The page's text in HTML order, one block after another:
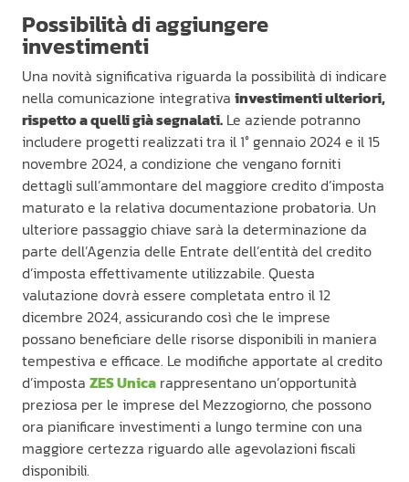
Possibilità di aggiungere
investimenti
Una novità significativa riguarda la possibilità di indicare
nella comunicazione integrativa investimenti ulteriori,
rispetto a quelli già segnalati. Le aziende potranno
includere progetti realizzati tra il 1° gennaio 2024 e il 15
novembre 2024, a condizione che vengano forniti
dettagli sull’ammontare del maggiore credito d’imposta
maturato e la relativa documentazione probatoria. Un
ulteriore passaggio chiave sarà la determinazione da
parte dell’Agenzia delle Entrate dell’entità del credito
d’imposta effettivamente utilizzabile. Questa
valutazione dovrà essere completata entro il 12
dicembre 2024, assicurando così che le imprese
possano beneficiare delle risorse disponibili in maniera
tempestiva e efficace. Le modifiche apportate al credito
d’imposta ZES Unica rappresentano un’opportunità
preziosa per le imprese del Mezzogiorno, che possono
ora pianificare investimenti a lungo termine con una
maggiore certezza riguardo alle agevolazioni fiscali
disponibili.